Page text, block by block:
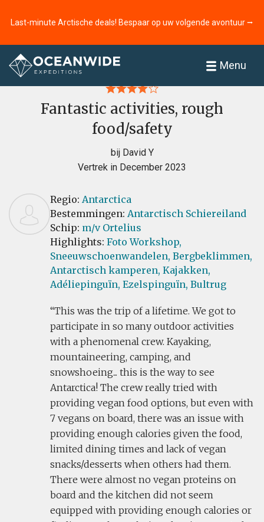
Last-minute Arctische deals! Bespaar op uw volgende avontuur ⭢
Menu
Home
Fantastic activities, rough
food/safety
bij David Y
Vertrek in December 2023
Regio: Antarctica
Bestemmingen: Antarctisch Schiereiland
Schip: m/v Ortelius
Highlights: Foto Workshop,
Sneeuwschoenwandelen, Bergbeklimmen,
Antarctisch kamperen, Kajakken,
Adéliepinguïn, Ezelspinguïn, Bultrug
This was the trip of a lifetime. We got to
participate in so many outdoor activities
with a phenomenal crew. Kayaking,
mountaineering, camping, and
snowshoeing... this is the way to see
Antarctica! The crew really tried with
providing vegan food options, but even with
7 vegans on board, there was an issue with
providing enough calories given the food,
limited dining times and lack of vegan
snacks/desserts when others had them.
There were almost no vegan proteins on
board and the kitchen did not seem
equipped with providing enough calories or